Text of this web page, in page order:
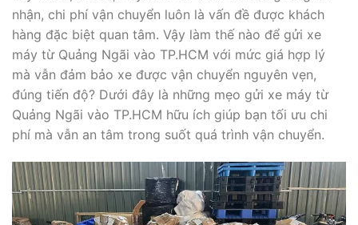
nhận, chi phí vận chuyển luôn là vấn đề được khách
hàng đặc biệt quan tâm. Vậy làm thế nào để gửi xe
máy từ Quảng Ngãi vào TP.HCM với mức giá hợp lý
mà vẫn đảm bảo xe được vận chuyển nguyên vẹn,
đúng tiến độ? Dưới đây là những mẹo gửi xe máy từ
Quảng Ngãi vào TP.HCM hữu ích giúp bạn tối ưu chi
phí mà vẫn an tâm trong suốt quá trình vận chuyển.